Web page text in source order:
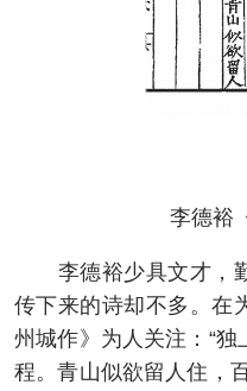
李德裕《
李德裕少具文才，勤
传下来的诗却不多。在
州城作》为人关注：“
程。青山似欲留人住，